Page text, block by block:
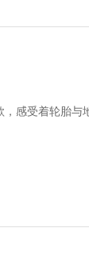
感受着轮胎与